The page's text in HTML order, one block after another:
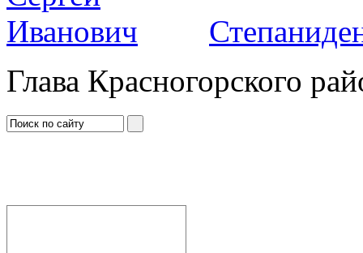
Глава Красногорского